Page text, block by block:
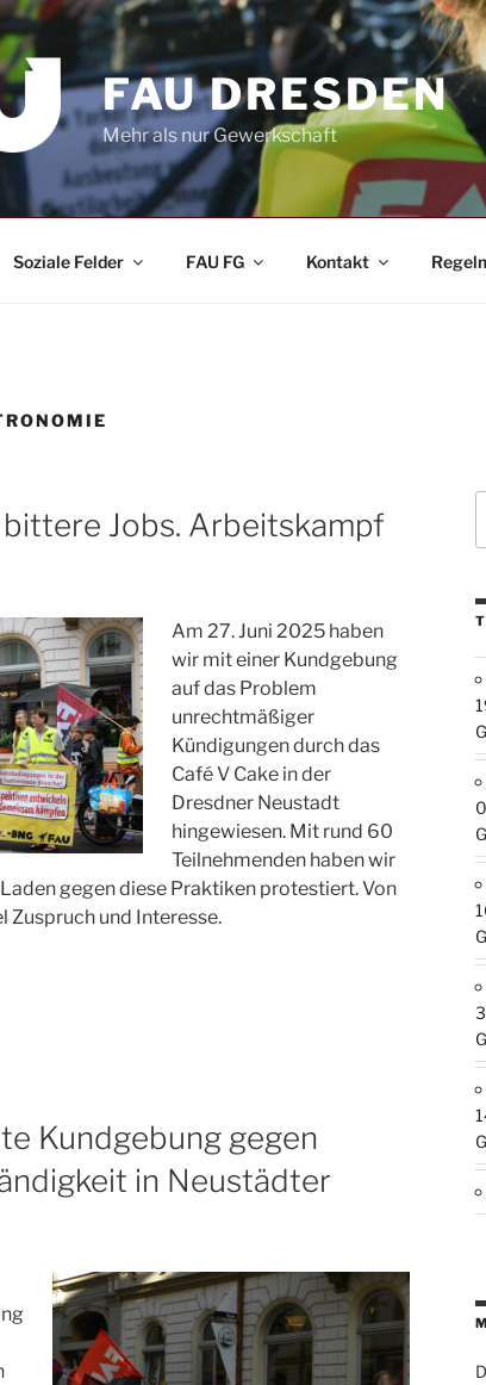
FAU DRESDEN
Mehr als nur Gewerkschaft
Soziale Felder FAU FG Kontakt
bittere Jobs. Arbeitskampf
Am 27. Juni 2025 haben
wir mit einer Kundgebung
auf das Problem
unrechtmäßiger
Kündigungen durch das
Café V Cake in der
Dresdner Neustadt
hingewiesen. Mit rund 60
Teilnehmenden haben wir
gegen diese Praktiken protestiert. Von
Zuspruch und Interesse.
Kundgebung gegen
in Neustädter